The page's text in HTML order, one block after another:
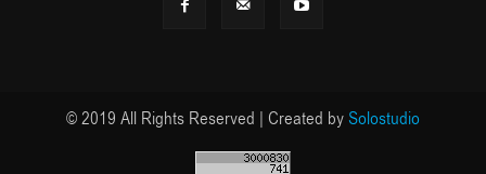
© 2019 All Rights Reserved | Created bySolostudio